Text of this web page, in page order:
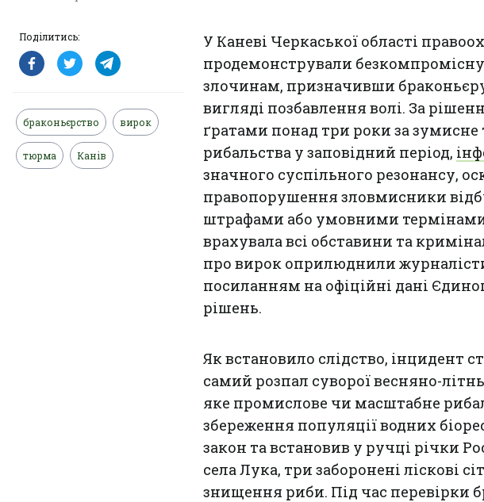
Поділитись:
браконьєрство вирок
тюрма Канів
У Каневі Черкаської області
продемонстрували
злочинам, призначивши
вигляді позбавлення волі. За
ґратами понад три роки за
рибальства у заповідний період,
значного суспільного резонансу,
правопорушення зловмисники
штрафами або умовними термінами,
врахувала всі обставини та
про вирок оприлюднили
посиланням на офіційні дані
рішень.
Як встановило слідство, інцидент
самий розпал суворої весняно-
яке промислове чи масштабне
збереження популяції водних
закон та встановив у ручці річки
села Лука, три заборонені ліскові
знищення риби. Під час перевірки